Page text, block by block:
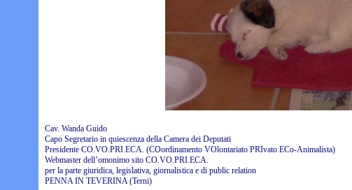
Cav. Wanda Guido
Capo Segretario in quiescenza della Camera dei Deputati
Presidente CO.VO.PRI.ECA. (COordinamento VOlontariato PRIvato ECo-Animalista)
Webmaster dell’omonimo sito CO.VO.PRI.ECA.
per la parte giuridica, legislativa, giornalistica e di public relation
PENNA IN TEVERINA (Terni)